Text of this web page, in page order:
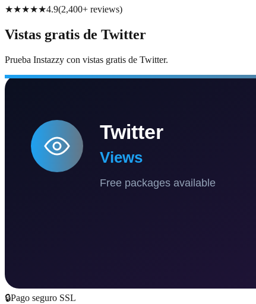
★★★★★4.9(2,400+ reviews)
Vistas gratis de Twitter
Prueba Instazzy con vistas gratis de Twitter.
🔒Pago seguro SSL